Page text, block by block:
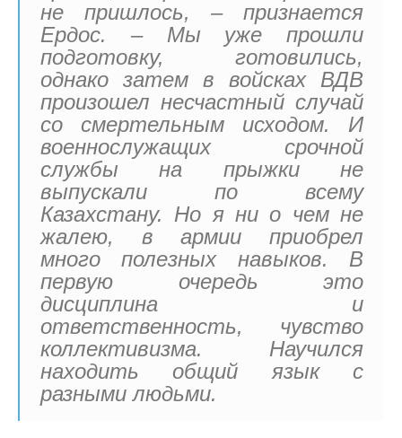
не пришлось, – признается
Ердос. – Мы уже прошли
подготовку, готовились,
однако затем в войсках ВДВ
произошел несчастный случай
со смертельным исходом. И
военнослужащих срочной
службы на прыжки не
выпускали по всему
Казахстану. Но я ни о чем не
жалею, в армии приобрел
много полезных навыков. В
первую очередь это
дисциплина и
ответственность, чувство
коллективизма. Научился
находить общий язык с
разными людьми.